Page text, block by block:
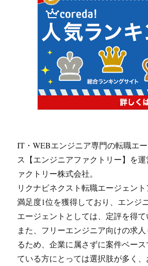
IT・WEBエンジニア専門の転職エ
ス【エンジニアファクトリー】を
ァクトリー株式会社。
リクナビネクスト転職エージェント
満足度1位を獲得しており、エンジ
エージェントとしては、定評を得て
また、フリーエンジニア向けの求
るため、企業に属さずに案件ベース
ている方にとっては選択肢が多く